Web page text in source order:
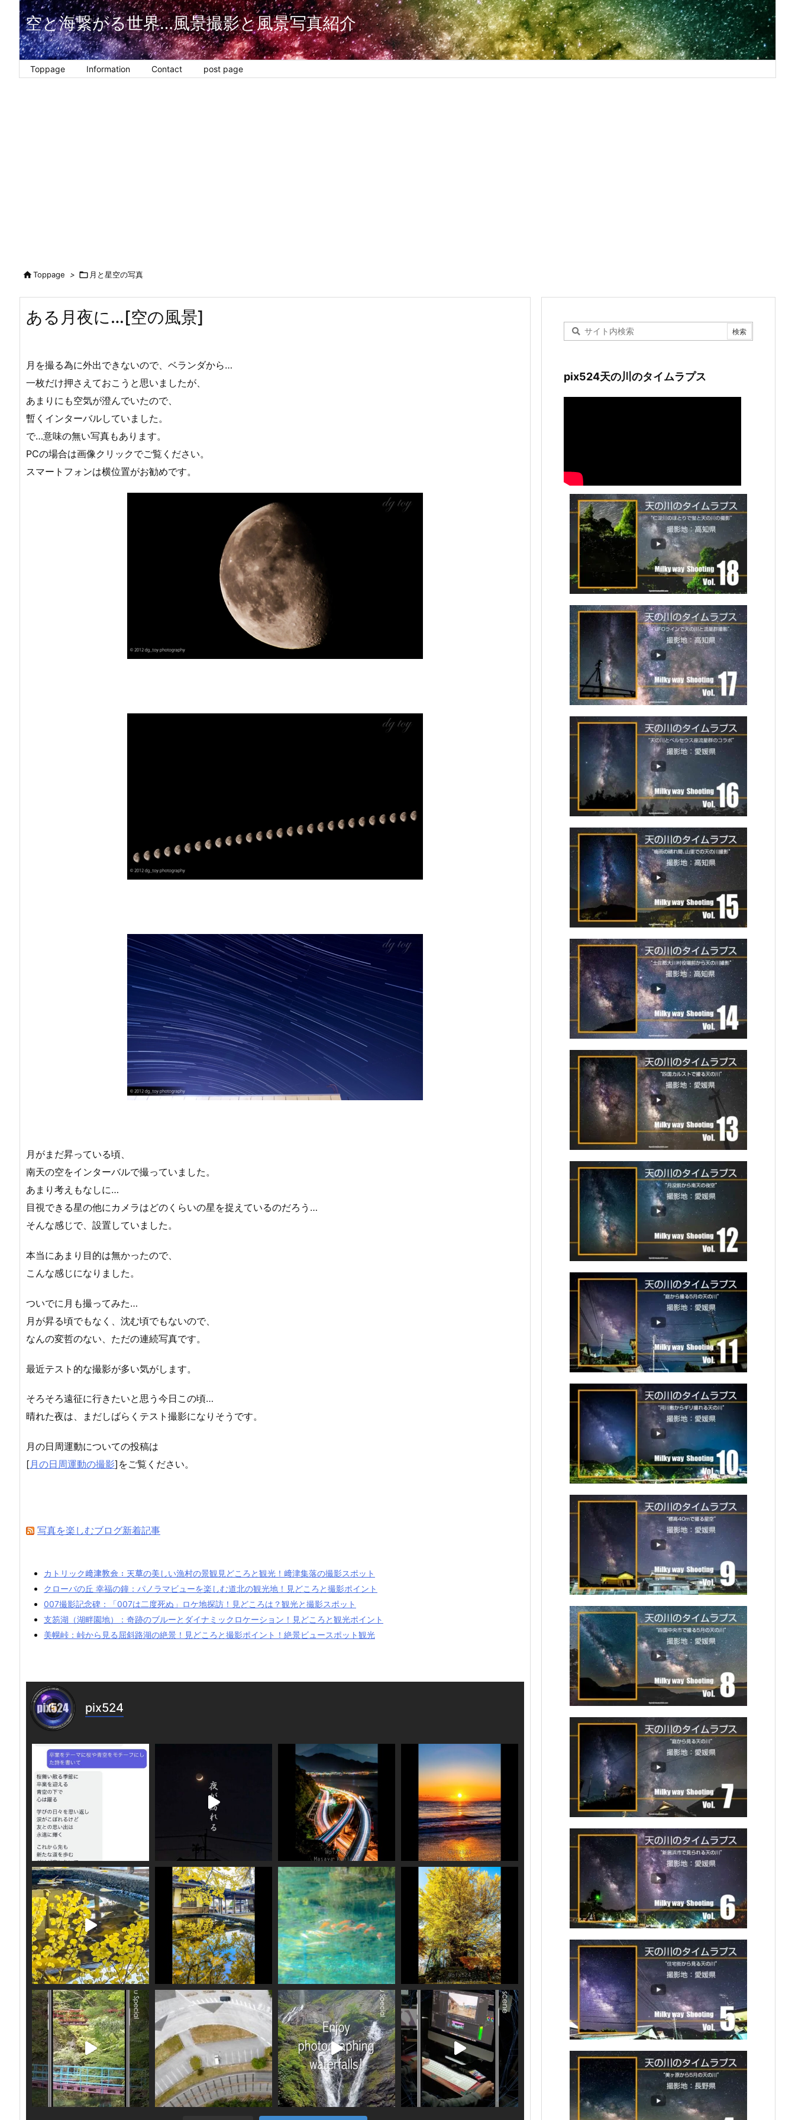
空と海繋がる世界…風景撮影と風景写真紹介
Toppage Information Contact post page
Toppage >  月と星空の写真
ある月夜に…[空の風景]
月を撮る為に外出できないので、ベランダから…
一枚だけ押さえておこうと思いましたが、
あまりにも空気が澄んでいたので、
暫くインターバルしていました。
で…意味の無い写真もあります。
PCの場合は画像クリックでご覧ください。
スマートフォンは横位置がお勧めです。
月がまだ昇っている頃、
南天の空をインターバルで撮っていました。
あまり考えもなしに…
目視できる星の他にカメラはどのくらいの星を捉えているのだろう…
そんな感じで、設置していました。
本当にあまり目的は無かったので、
こんな感じになりました。
ついでに月も撮ってみた…
月が昇る頃でもなく、沈む頃でもないので、
なんの変哲のない、ただの連続写真です。
最近テスト的な撮影が多い気がします。
そろそろ遠征に行きたいと思う今日この頃…
晴れた夜は、まだしばらくテスト撮影になりそうです。
月の日周運動についての投稿は
[月の日周運動の撮影]をご覧ください。
写真を楽しむブログ新着記事
カトリック﨑津教会：天草の美しい漁村の景観見どころと観光！﨑津集落の撮影スポット
クローバの丘 幸福の鐘：パノラマビューを楽しむ道北の観光地！見どころと撮影ポイント
007撮影記念碑：「007は二度死ぬ」ロケ地探訪！見どころは？観光と撮影スポット
支笏湖（湖畔園地）：奇跡のブルーとダイナミックロケーション！見どころと観光ポイント
美幌峠：峠から見る屈斜路湖の絶景！見どころと撮影ポイント！絶景ビュースポット観光
pix524
pix524天の川のタイムラプス